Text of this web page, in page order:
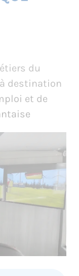
du
destination
et de